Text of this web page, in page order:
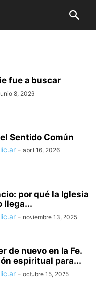
fue a buscar
8, 2026
Sentido Común
- abril 16, 2026
por qué la Iglesia
llega...
- noviembre 13, 2025
de nuevo en la Fe.
espiritual para...
- octubre 15, 2025